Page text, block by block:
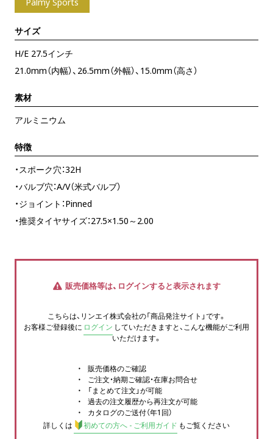
サイズ
H/E 27.5インチ
21.0mm（内幅）、26.5mm（外幅）、15.0mm（高さ）
素材
アルミニウム
特徴
・スポーク穴：32H
・バルブ穴：A/V（米式バルブ）
・ジョイント：Pinned
・推奨タイヤサイズ：27.5×1.50～2.00
販売価格等は、ログインすると表示されます
こちらは、リンエイ株式会社の「商品発注サイト」です。
お客様ご登録後に ログイン していただきますと、こんな機能がご利用
いただけます。
販売価格のご確認
ご注文・納期ご確認・在庫お問合せ
「まとめて注文」が可能
過去の注文履歴から再注文が可能
カタログのご送付（年1回）
詳しくは
初めての方へ - ご利用ガイド もご覧ください